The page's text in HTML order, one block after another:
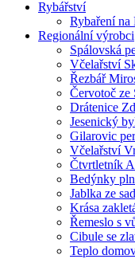
Rybářství
Rybaření na
Regionální výrobci
Spálovská
Včelařství
Řezbář
Červotoč ze
Drátenice
Jesenický
Gilarovic
Včelařství
Čtvrtletník
Bedýnky
Jablka ze
Krása
Řemeslo s
Cibule se
Teplo